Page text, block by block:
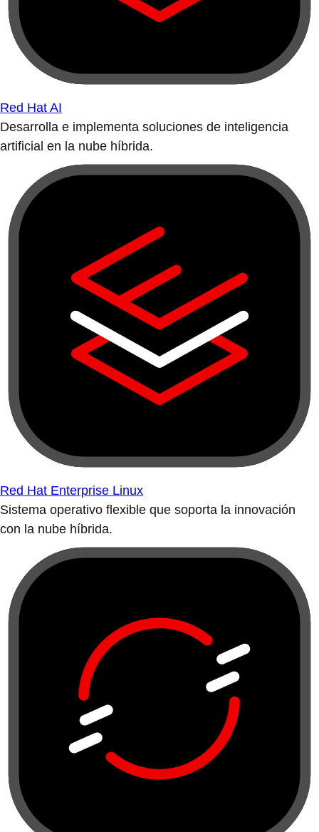
Red Hat AI
Desarrolla e implementa soluciones de inteligencia
artificial en la nube híbrida.
Red Hat Enterprise Linux
Sistema operativo flexible que soporta la innovación
con la nube híbrida.